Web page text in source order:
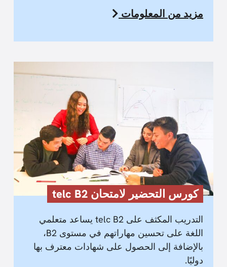
مزيد من المعلومات
كورس التحضير لامتحان telc B2
التدريب المكثف على telc B2 يساعد متعلمي
اللغة على تحسين مهاراتهم في مستوى B2،
بالإضافة إلى الحصول على شهادات معترف بها
دوليًا.